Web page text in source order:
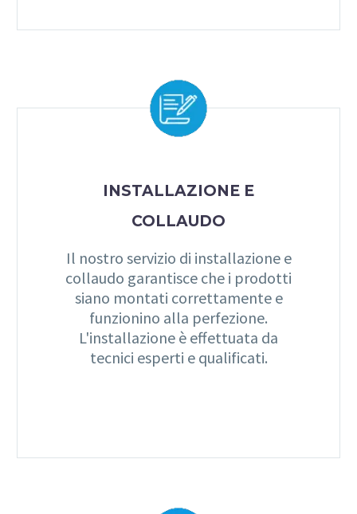
INSTALLAZIONE E
COLLAUDO
Il nostro servizio di installazione e
collaudo garantisce che i prodotti
siano montati correttamente e
funzionino alla perfezione.
L'installazione è effettuata da
tecnici esperti e qualificati.